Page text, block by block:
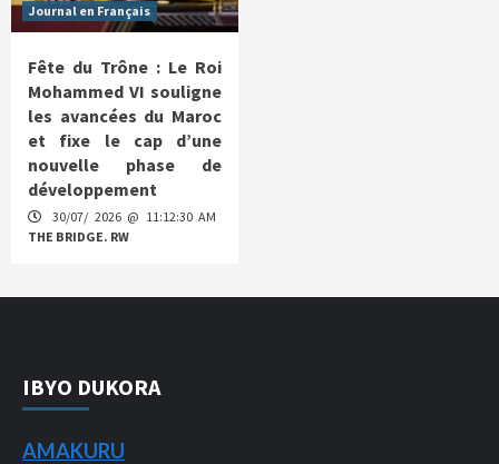
Journal en Français
Fête du Trône : Le Roi
Mohammed VI souligne
les avancées du Maroc
et fixe le cap d’une
nouvelle phase de
développement
30/07/ 2026 @ 11:12:30 AM
THE BRIDGE. RW
IBYO DUKORA
AMAKURU